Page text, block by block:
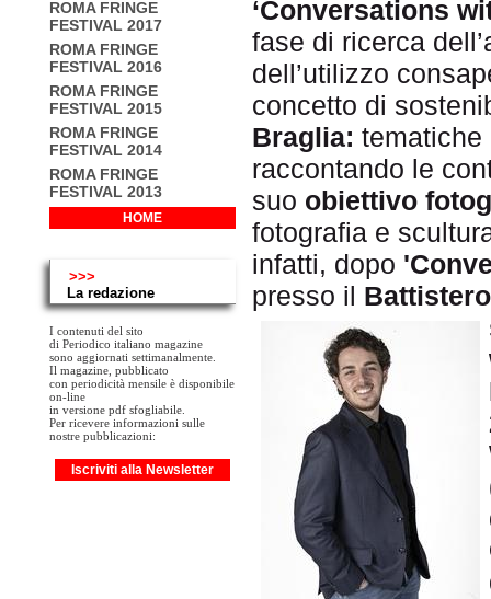
ROMA FRINGE
FESTIVAL 2017
ROMA FRINGE
FESTIVAL 2016
ROMA FRINGE
FESTIVAL 2015
ROMA FRINGE
FESTIVAL 2014
ROMA FRINGE
FESTIVAL 2013
HOME
>>>
La redazione
I contenuti del sito
di Periodico italiano magazine
sono aggiornati settimanalmente.
Il magazine, pubblicato
con periodicità mensile è disponibile
on-line
in versione pdf sfogliabile.
Per ricevere informazioni sulle
nostre pubblicazioni:
Iscriviti alla Newsletter
‘Conversations
fase di ricerca
dell’utilizzo
concetto di
Braglia: tematiche
raccontando le
suo obiettivo
fotografia e
infatti, dopo
presso il